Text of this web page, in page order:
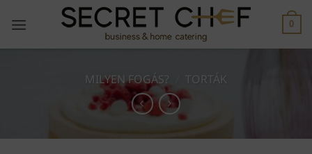
0
MILYEN FOGÁS? TORTÁK